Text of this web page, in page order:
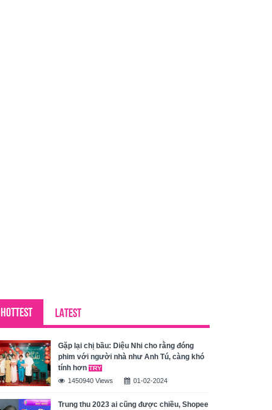
HOTTEST LATEST
Gặp lại chị bầu: Diệu Nhi cho rằng đóng
phim với người nhà như Anh Tú, càng khó
tính hơn
1450940 Views 01-02-2024
Trung thu 2023 ai cũng được chiều, Shopee